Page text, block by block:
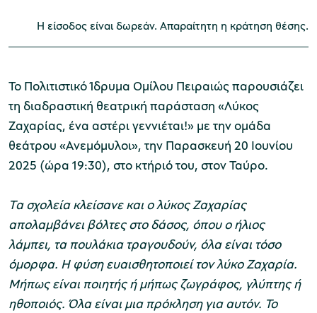
Μουσείο Περιβάλλοντος Στυμφαλίας
Μουσείο Μαστίχας Χίου
Μουσείο Αργυροτεχνίας
Η είσοδος είναι δωρεάν. Απαραίτητη η κράτηση θέσης.
Το Πολιτιστικό Ίδρυμα Ομίλου Πειραιώς παρουσιάζει
τη διαδραστική θεατρική παράσταση «Λύκος
Ζαχαρίας, ένα αστέρι γεννιέται!» με την ομάδα
θεάτρου «Ανεμόμυλοι», την Παρασκευή 20 Ιουνίου
2025 (ώρα 19:30), στο κτήριό του, στον Ταύρο.
Tα σχολεία κλείσανε και ο λύκος Ζαχαρίας
απολαμβάνει βόλτες στο δάσος, όπου ο ήλιος
λάμπει, τα πουλάκια τραγουδούν, όλα είναι τόσο
όμορφα. H φύση ευαισθητοποιεί τον λύκο Ζαχαρία.
Μήπως είναι ποιητής ή μήπως ζωγράφος, γλύπτης ή
ηθοποιός. Όλα είναι μια πρόκληση για αυτόν. Το